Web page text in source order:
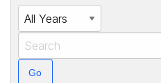
Year
Keywords
Go